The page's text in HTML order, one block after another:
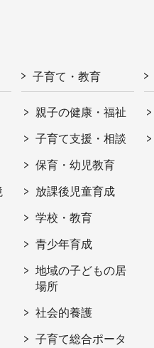
子育て・教育
親子の健康・福祉
子育て支援・相談
保育・幼児教育
放課後児童育成
学校・教育
青少年育成
地域の子どもの居
場所
社会的養護
子育て総合ポータ